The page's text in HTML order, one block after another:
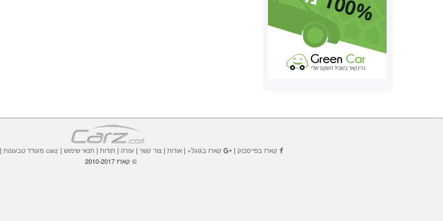
קארז בפייסבוק | קארז בגוגל+ | אודות | צור קשר | עזרה | תודות | תנאי שימוש | carz מעודד טבעונות |
© קארז 2010-2017